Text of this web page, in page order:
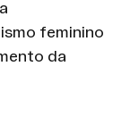
feminino
da